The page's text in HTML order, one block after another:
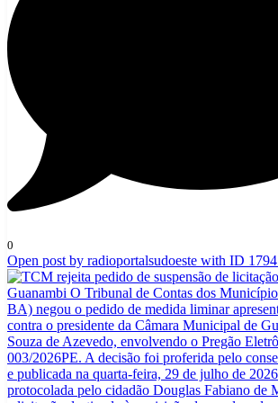
0
Open post by radioportalsudoeste with ID